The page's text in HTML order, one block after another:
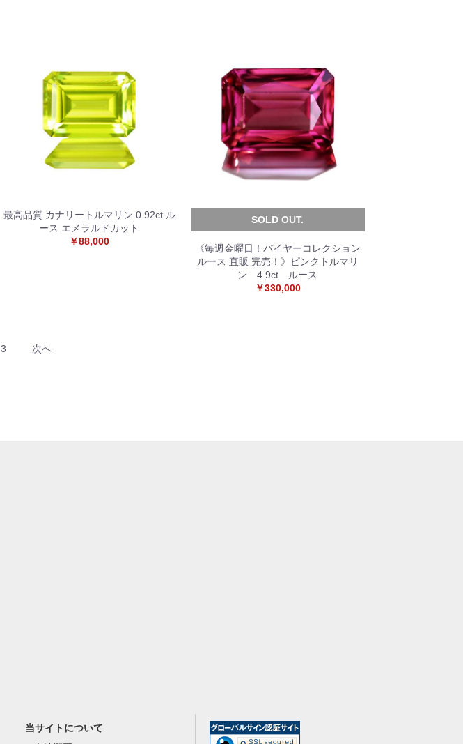
最高品質 カナリートルマリン 0.92ct ル
ース エメラルドカット
￥88,000
SOLD OUT.
《毎週金曜日！バイヤーコレクション
ルース 直販 完売！》ピンクトルマリ
ン 4.9ct ルース
￥330,000
3 次へ
当サイトについて